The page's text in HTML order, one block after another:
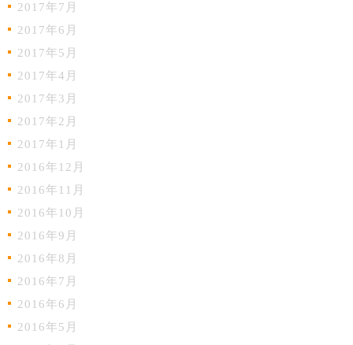
2017年7月
2017年6月
2017年5月
2017年4月
2017年3月
2017年2月
2017年1月
2016年12月
2016年11月
2016年10月
2016年9月
2016年8月
2016年7月
2016年6月
2016年5月